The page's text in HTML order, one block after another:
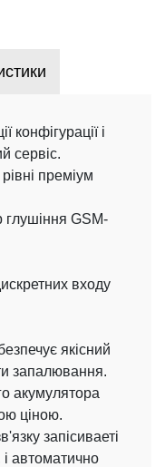
конфігурації і
сервіс.
преміум
глушіння GSM-
входу
якісний
запалювання.
акумулятора
ціною.
запісиваеті
і автоматично